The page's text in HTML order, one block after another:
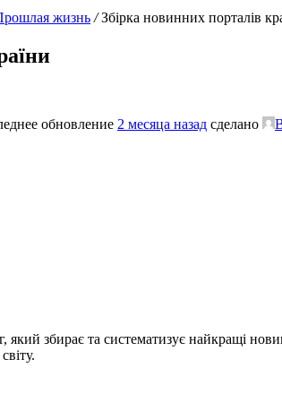
жизнь / Збірка новинних порталів
обновление 2 месяца назад сделано
збирає та систематизує найкращі